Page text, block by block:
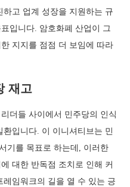
고 업계 성장을 지원하는 규
입니다. 암호화폐 산업이 그
지지를 점점 더 보임에 따라
재고
더들 사이에서 민주당의 인식
입니다. 이 이니셔티브는 민
기를 목표로 하는데, 이러한
대한 반독점 조치로 인해 커
임워크의 길을 열 수 있는 긍